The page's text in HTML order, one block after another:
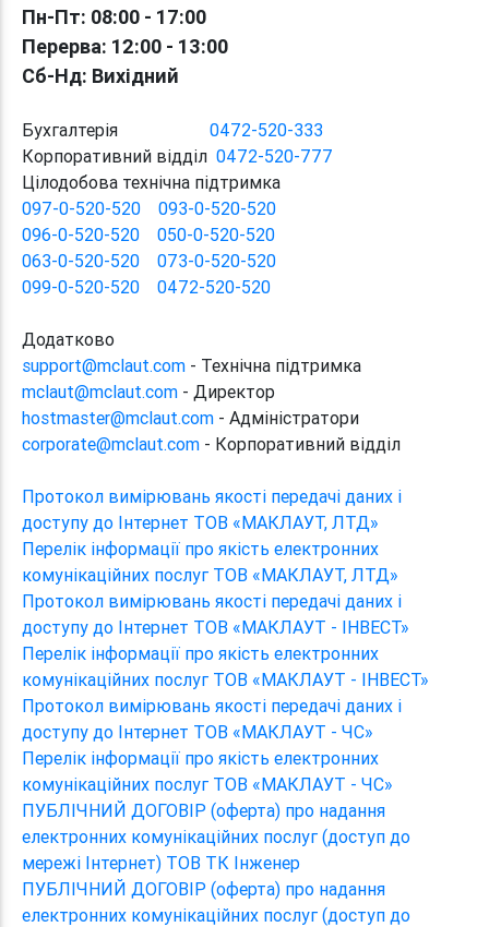
Пн-Пт: 08:00 - 17:00
Перерва: 12:00 - 13:00
Сб-Нд: Вихідний
Бухгалтерія 0472-520-333
Корпоративний відділ 0472-520-777
Цілодобова технічна підтримка
097-0-520-520
093-0-520-520
096-0-520-520
050-0-520-520
063-0-520-520
073-0-520-520
099-0-520-520
0472-520-520
Додатково
support@mclaut.com - Технічна підтримка
mclaut@mclaut.com - Директор
hostmaster@mclaut.com - Адміністратори
corporate@mclaut.com - Корпоративний відділ
Протокол вимірювань якості передачі даних і
доступу до Інтернет ТОВ «МАКЛАУТ, ЛТД»
Перелік інформації про якість електронних
комунікаційних послуг ТОВ «МАКЛАУТ, ЛТД»
Протокол вимірювань якості передачі даних і
доступу до Інтернет ТОВ «МАКЛАУТ - ІНВЕСТ»
Перелік інформації про якість електронних
комунікаційних послуг ТОВ «МАКЛАУТ - ІНВЕСТ»
Протокол вимірювань якості передачі даних і
доступу до Інтернет ТОВ «МАКЛАУТ - ЧС»
Перелік інформації про якість електронних
комунікаційних послуг ТОВ «МАКЛАУТ - ЧС»
ПУБЛІЧНИЙ ДОГОВІР (оферта) про надання
електронних комунікаційних послуг (доступ до
мережі Інтернет) ТОВ ТК Інженер
ПУБЛІЧНИЙ ДОГОВІР (оферта) про надання
електронних комунікаційних послуг (доступ до